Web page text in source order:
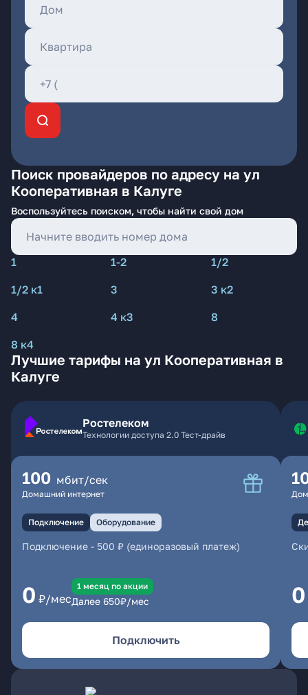
Поиск провайдеров по адресу на ул
Кооперативная в Калуге
Воспользуйтесь поиском, чтобы найти свой дом
1 1-2
1/2
1/2 к1
3
3 к2
4
4 к3
8
8 к4
Лучшие тарифы на ул Кооперативная в
Калуге
Ростелеком
Технологии доступа 2.0 Тест-драйв
100 мбит/сек
Домашний интернет
Подключение Оборудование
Подключение - 500 ₽ (единоразовый платеж)
0 ₽/мес
1 месяц по акции
Далее 650₽/мес
Подключить
0